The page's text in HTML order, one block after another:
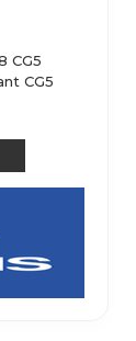
CG5
CG5